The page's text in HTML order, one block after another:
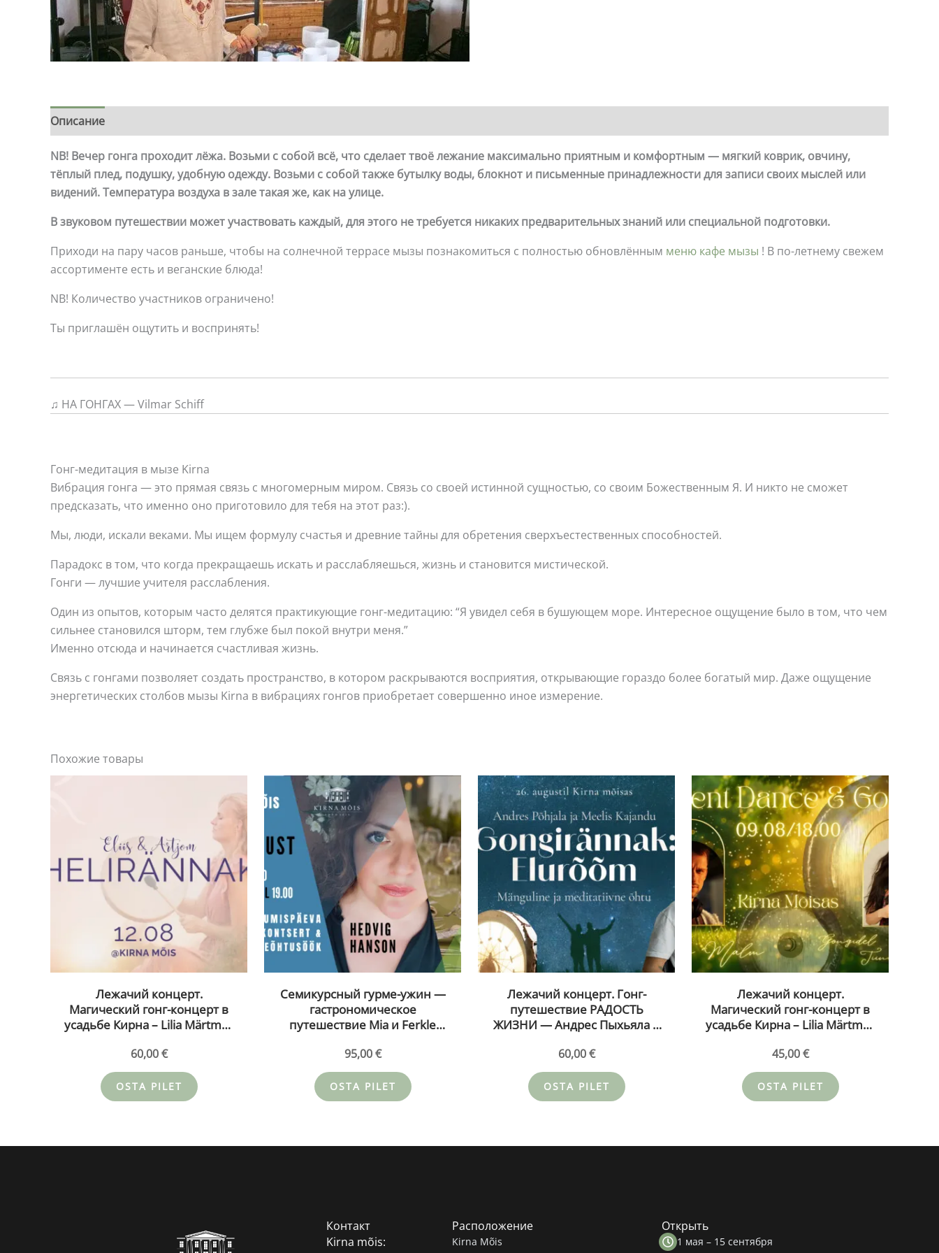
Описание
NB! Вечер гонга проходит лёжа. Возьми с собой всё, что сделает твоё лежание максимально приятным и комфортным — мягкий коврик, овчину,
тёплый плед, подушку, удобную одежду. Возьми с собой также бутылку воды, блокнот и письменные принадлежности для записи своих мыслей или
видений.Температура воздуха в зале такая же, как на улице.
В звуковом путешествии может участвовать каждый, для этого не требуется никаких предварительных знаний или специальной подготовки.
Приходи на пару часов раньше, чтобы на солнечной террасе мызы познакомиться с полностью обновлённым меню кафе мызы ! В по-летнему свежем
ассортименте есть и веганские блюда!
NB! Количество участников ограничено!
Ты приглашён ощутить и воспринять!
♫ НА ГОНГАХ — Vilmar Schiff
Гонг-медитация в мызе Kirna
Вибрация гонга — это прямая связь с многомерным миром. Связь со своей истинной сущностью, со своим Божественным Я. И никто не сможет
предсказать, что именно оно приготовило для тебя на этот раз:).
Мы, люди, искали веками. Мы ищем формулу счастья и древние тайны для обретения сверхъестественных способностей.
Парадокс в том, что когда прекращаешь искать и расслабляешься, жизнь и становится мистической.
Гонги — лучшие учителя расслабления.
Один из опытов, которым часто делятся практикующие гонг-медитацию: “Я увидел себя в бушующем море. Интересное ощущение было в том, что чем
сильнее становился шторм, тем глубже был покой внутри меня.”
Именно отсюда и начинается счастливая жизнь.
Связь с гонгами позволяет создать пространство, в котором раскрываются восприятия, открывающие гораздо более богатый мир. Даже ощущение
энергетических столбов мызы Kirna в вибрациях гонгов приобретает совершенно иное измерение.
Похожие товары
Лежачий концерт.
Магический гонг-концерт в
усадьбе Кирна – Lilia Märtmaa
(kopeeri) (kopeeri)
60,00€
OSTA PILET
Семикурсный гурме-ужин —
гастрономическое
путешествие Mia и Ferkle
95,00€
OSTA PILET
Лежачий концерт. Гонг-
путешествие РАДОСТЬ
ЖИЗНИ — Андрес Пыхьяла и
Кирна — ДРУГОЙ БИЛЕТ
26.08.26
60,00€
OSTA PILET
Лежачий концерт.
Магический гонг-концерт в
усадьбе Кирна – Lilia Märtmaa
(kopeeri) (kopeeri) (kopeeri)
(kopeeri)
45,00€
OSTA PILET
Контакт
Kirna mõis:
Расположение
Kirna Mõis
Открыть
1 мая – 15 сентября